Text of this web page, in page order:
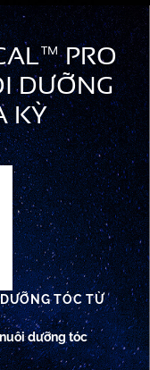
PRO
DƯỠNG
KỲ
TÓC TỪ
dưỡng tóc